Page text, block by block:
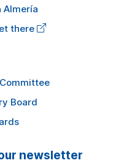
Almería
there
Board
newsletter